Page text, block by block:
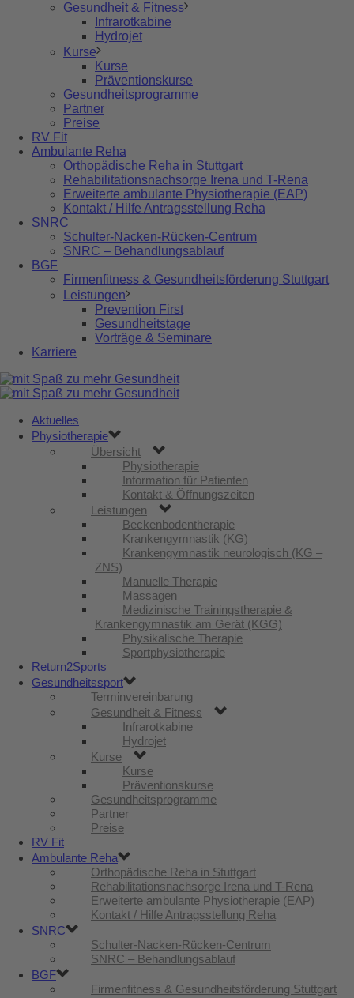
Gesundheit & Fitness
Infrarotkabine
Hydrojet
Kurse
Kurse
Präventionskurse
Gesundheitsprogramme
Partner
Preise
RV Fit
Ambulante Reha
Orthopädische Reha in Stuttgart
Rehabilitationsnachsorge Irena und T-Rena
Erweiterte ambulante Physiotherapie (EAP)
Kontakt / Hilfe Antragsstellung Reha
SNRC
Schulter-Nacken-Rücken-Centrum
SNRC – Behandlungsablauf
BGF
Firmenfitness & Gesundheitsförderung Stuttgart
Leistungen
Prevention First
Gesundheitstage
Vorträge & Seminare
Karriere
Aktuelles
Physiotherapie
Übersicht
Physiotherapie
Information für Patienten
Kontakt & Öffnungszeiten
Leistungen
Beckenbodentherapie
Krankengymnastik (KG)
Krankengymnastik neurologisch (KG –
ZNS)
Manuelle Therapie
Massagen
Medizinische Trainingstherapie &
Krankengymnastik am Gerät (KGG)
Physikalische Therapie
Sportphysiotherapie
Return2Sports
Gesundheitssport
Terminvereinbarung
Gesundheit & Fitness
Infrarotkabine
Hydrojet
Kurse
Kurse
Präventionskurse
Gesundheitsprogramme
Partner
Preise
RV Fit
Ambulante Reha
Orthopädische Reha in Stuttgart
Rehabilitationsnachsorge Irena und T-Rena
Erweiterte ambulante Physiotherapie (EAP)
Kontakt / Hilfe Antragsstellung Reha
SNRC
Schulter-Nacken-Rücken-Centrum
SNRC – Behandlungsablauf
BGF
Firmenfitness & Gesundheitsförderung Stuttgart